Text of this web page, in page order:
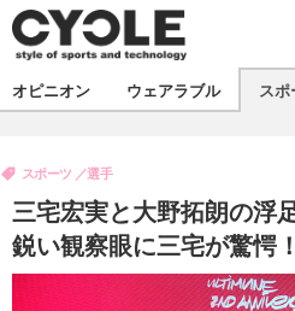
製品/用品
飲食
コラム
ボイス
デバイス
ビジネス
海外
スポーツ
短信
オピニオン ウェアラブル スポ
三宅宏実と大野拓朗の浮
鋭い観察眼に三宅が驚愕
スポーツ 選手